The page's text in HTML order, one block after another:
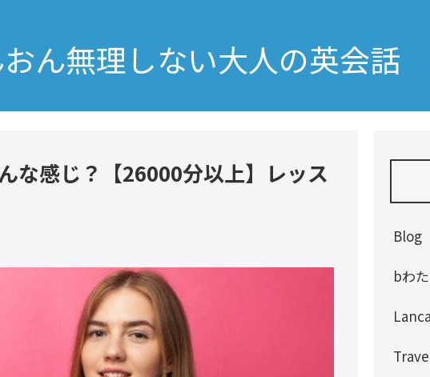
ん無理しない大人の英会話
な感じ？【26000分以上】レッス
Blog
bわ